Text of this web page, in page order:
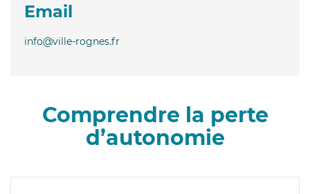
Email
info@ville-rognes.fr
Comprendre la perte
d’autonomie